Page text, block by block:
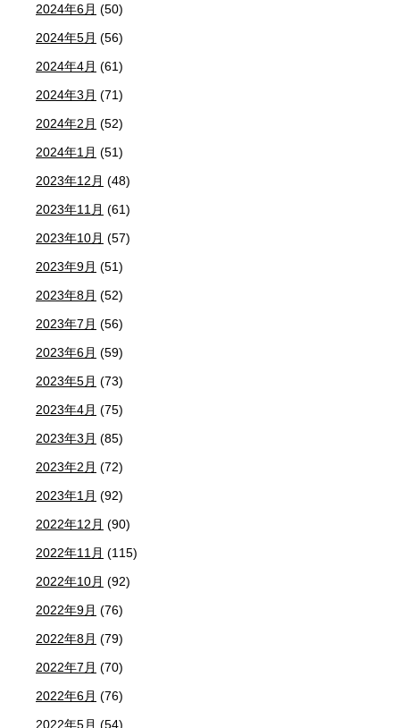
2024年6月 (50)
2024年5月 (56)
2024年4月 (61)
2024年3月 (71)
2024年2月 (52)
2024年1月 (51)
2023年12月 (48)
2023年11月 (61)
2023年10月 (57)
2023年9月 (51)
2023年8月 (52)
2023年7月 (56)
2023年6月 (59)
2023年5月 (73)
2023年4月 (75)
2023年3月 (85)
2023年2月 (72)
2023年1月 (92)
2022年12月 (90)
2022年11月 (115)
2022年10月 (92)
2022年9月 (76)
2022年8月 (79)
2022年7月 (70)
2022年6月 (76)
2022年5月 (54)